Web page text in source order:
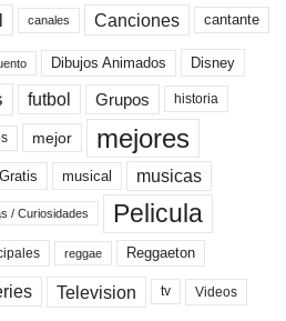
canales Canciones cantante
Dibujos Animados Disney
futbol Grupos historia
mejor mejores
musical musicas
/ Curiosidades Pelicula
reggae Reggaeton
Television tv Videos